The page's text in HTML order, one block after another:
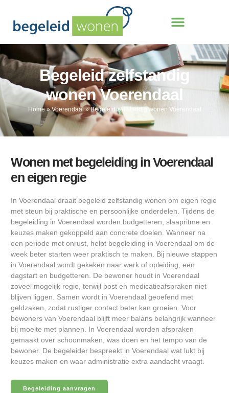
Begeleid zelfstandig
wonen Voerendaal
Home»Voerendaal»Begeleid zelfstandig wonen Voerendaal
Wonen met begeleiding in Voerendaal
en eigen regie
In Voerendaal draait begeleid zelfstandig wonen om eigen regie
met steun bij praktische en persoonlijke onderdelen. Tijdens de
begeleiding in Voerendaal worden budgetteren, slaapritme en
keuzes maken gekoppeld aan concrete doelen. Wanneer na
een periode met onrust, helpt begeleiding in Voerendaal om de
week beter starten weer praktisch te maken. Bij nieuwe stappen
in Voerendaal wordt gekeken naar werk of opleiding, een
dagstart en budgetteren. De bewoner houdt in Voerendaal
zoveel mogelijk regie, terwijl post en medicatieafspraken niet
blijven liggen. Samen wordt in Voerendaal geoefend met
geldzaken, zodat rustiger contact beter kan groeien. Voor
bewoners van Voerendaal blijft meer balans belangrijk wanneer
bij moeite met plannen. In Voerendaal worden afspraken
gemaakt over schoonmaken, was doen en het tempo van de
bewoner. De begeleider bespreekt in Voerendaal wat lukt bij
keuzes maken en waar administratie extra aandacht vraagt.
Begeleiding aanvragen